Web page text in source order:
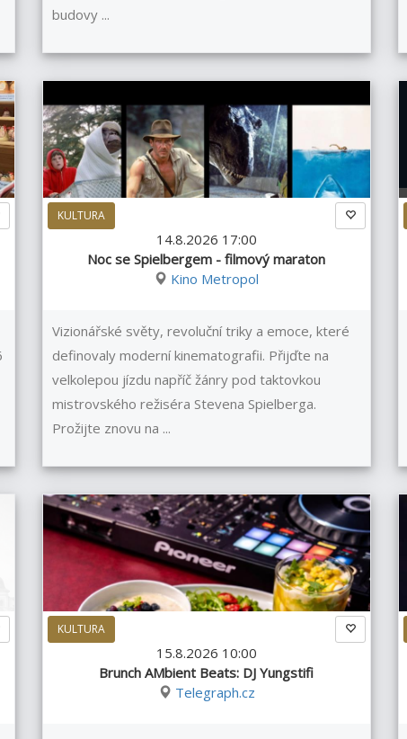
budovy ...
KULTURA
14.8.2026 17:00
Noc se Spielbergem - filmový maraton
Kino Metropol
Vizionářské světy, revoluční triky a emoce, které
definovaly moderní kinematografii. Přijďte na
velkolepou jízdu napříč žánry pod taktovkou
mistrovského režiséra Stevena Spielberga.
Prožijte znovu na ...
KULTURA
15.8.2026 10:00
Brunch AMbient Beats: DJ Yungstifi
Telegraph.cz